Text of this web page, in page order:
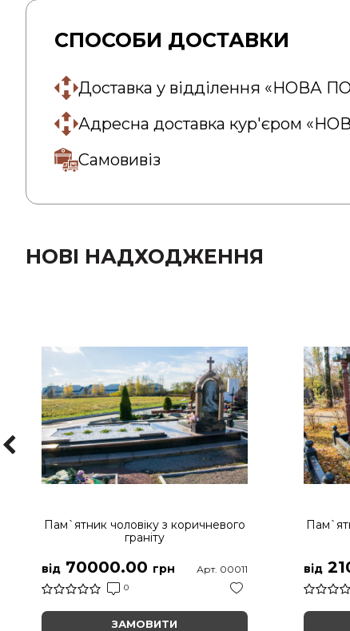
СПОСОБИ ДОСТАВКИ
Доставка у відділення «НОВА
Адресна доставка кур'єром
Самовивіз
НОВІ НАДХОДЖЕННЯ
Пам`ятник чоловіку з коричневого
граніту
від 70000.00 грн
0
Арт. 00011
ЗАМОВИТИ
від